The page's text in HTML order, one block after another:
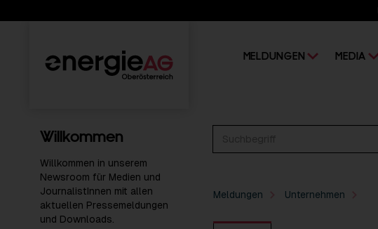
MELDUNGEN MEDIA
Willkommen
Willkommen in unserem
Newsroom für Medien und
JournalistInnen mit allen
aktuellen Pressemeldungen
und Downloads.
Meldungen Unternehmen